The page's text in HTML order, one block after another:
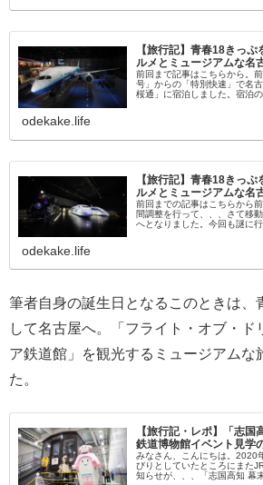
【旅行記】青春18きっ
ルメとミュージアムな名
前回まで記事はこちらから。
号」からの「特別快速」で名
桜通」に宿泊しました。宿泊
odekake.life
【旅行記】青春18きっ
ルメとミュージアムな名
前回までの記事はこちらから
間調整を行って、、、さて移
へとなりました。今回も謎に
odekake.life
筆者自身の誕生日となるこのときは、
して名古屋へ。「フライト・オブ・ド
ア鉄道館」を観光するミュージアムな
た。
【旅行記・レポ】「志
鉄道博物館イベント見学
みなさん、こんにちは。2020
びりとしていたところにまた
知らせが、、、「志国高知 幕